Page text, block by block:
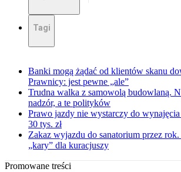
Tagi
Banki mogą żądać od klientów skanu
Prawnicy: jest pewne „ale”
Trudna walka z samowolą budowlaną.
nadzór, a te polityków
Prawo jazdy nie wystarczy do
30 tys. zł
Zakaz wyjazdu do sanatorium przez
„kary” dla kuracjuszy
Promowane treści